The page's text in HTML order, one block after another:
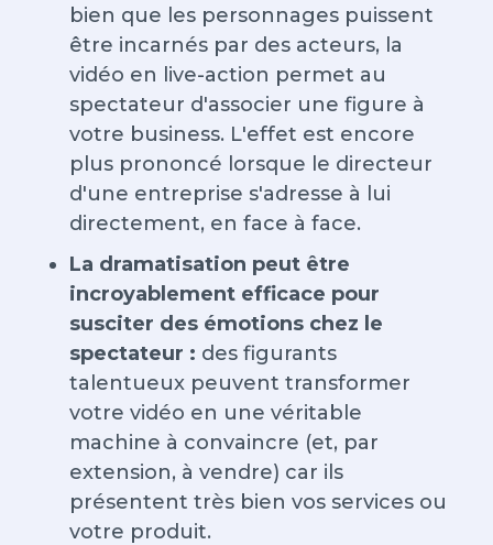
bien que les personnages puissent
être incarnés par des acteurs, la
vidéo en live-action permet au
spectateur d'associer une figure à
votre business. L'effet est encore
plus prononcé lorsque le directeur
d'une entreprise s'adresse à lui
directement, en face à face.
La dramatisation peut être
incroyablement efficace pour
susciter des émotions chez le
spectateur : des figurants
talentueux peuvent transformer
votre vidéo en une véritable
machine à convaincre (et, par
extension, à vendre) car ils
présentent très bien vos services ou
votre produit.